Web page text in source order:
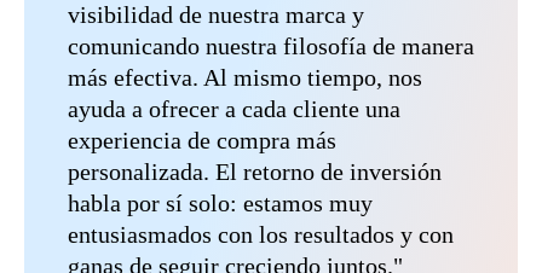
visibilidad de nuestra marca y
comunicando nuestra filosofía de manera
más efectiva. Al mismo tiempo, nos
ayuda a ofrecer a cada cliente una
experiencia de compra más
personalizada. El retorno de inversión
habla por sí solo: estamos muy
entusiasmados con los resultados y con
ganas de seguir creciendo juntos."